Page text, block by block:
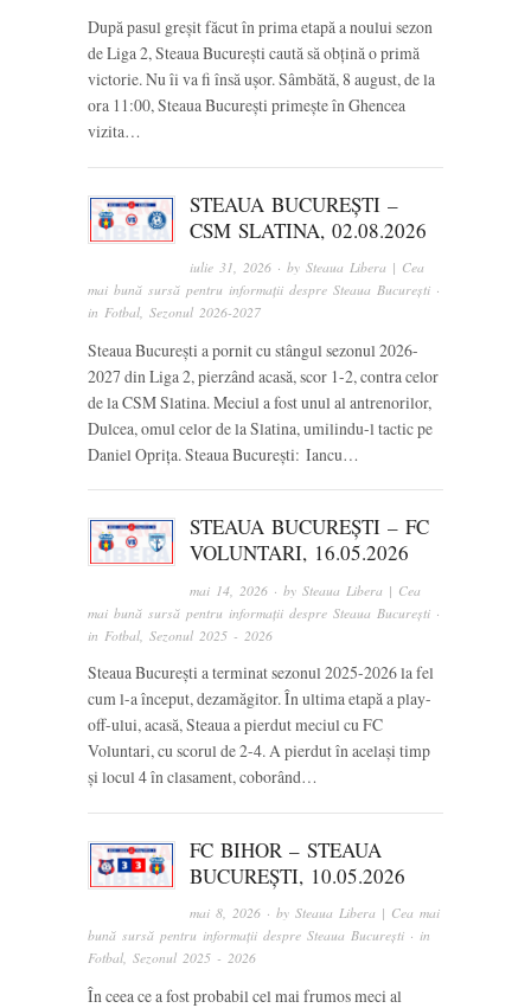
După pasul greșit făcut în prima etapă a noului sezon
de Liga 2, Steaua București caută să obțină o primă
victorie. Nu îi va fi însă ușor. Sâmbătă, 8 august, de la
ora 11:00, Steaua București primește în Ghencea
vizita…
STEAUA BUCUREȘTI –
CSM SLATINA, 02.08.2026
iulie 31, 2026 · bySteaua Libera | Cea
mai bună sursă pentru informații despre Steaua București ·
in Fotbal Sezonul 2026-2027
Steaua București a pornit cu stângul sezonul 2026-
2027 din Liga 2, pierzând acasă, scor 1-2, contra celor
de la CSM Slatina. Meciul a fost unul al antrenorilor,
Dulcea, omul celor de la Slatina, umilindu-l tactic pe
Daniel Oprița. Steaua București: Iancu…
STEAUA BUCUREȘTI – FC
VOLUNTARI, 16.05.2026
mai 14, 2026 · bySteaua Libera | Cea
mai bună sursă pentru informații despre Steaua București ·
in Fotbal Sezonul 2025 - 2026
Steaua București a terminat sezonul 2025-2026 la fel
cum l-a început, dezamăgitor. În ultima etapă a play-
off-ului, acasă, Steaua a pierdut meciul cu FC
Voluntari, cu scorul de 2-4. A pierdut în același timp
și locul 4 în clasament, coborând…
FC BIHOR – STEAUA
BUCUREȘTI, 10.05.2026
mai 8, 2026 · bySteaua Libera | Cea mai
bună sursă pentru informații despre Steaua București · in
Fotbal, Sezonul 2025 - 2026
În ceea ce a fost probabil cel mai frumos meci al